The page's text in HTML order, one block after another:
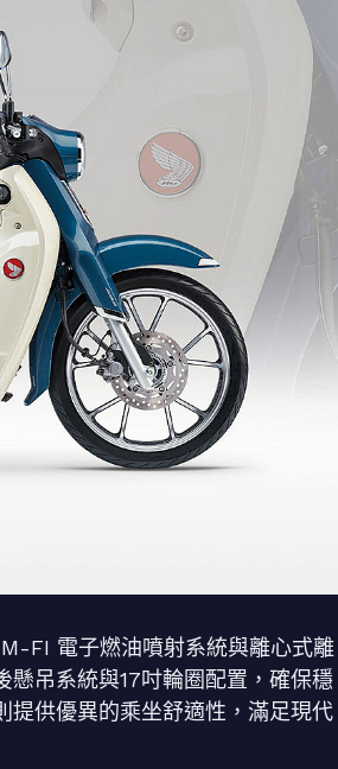
FI 電子燃油噴射系統與離心式離
懸吊系統與17吋輪圈配置，確保穩
提供優異的乘坐舒適性，滿足現代